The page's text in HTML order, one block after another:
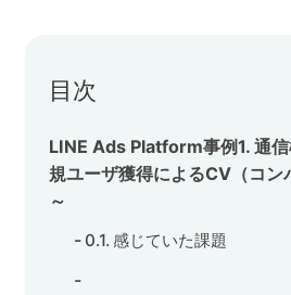
目次
LINE Ads Platform事例1. 通
規ユーザ獲得によるCV（コン
～
感じていた課題